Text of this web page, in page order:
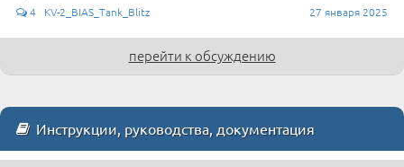
4 KV-2_BIAS_Tank_Blitz 27 января 2025
перейти к обсуждению
Инструкции, руководства, документация